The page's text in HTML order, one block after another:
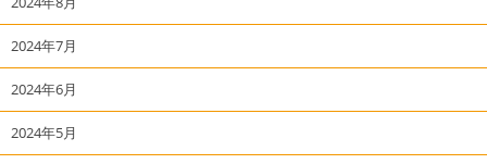
2024年7月
2024年6月
2024年5月